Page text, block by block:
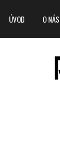
ÚVOD O NÁS